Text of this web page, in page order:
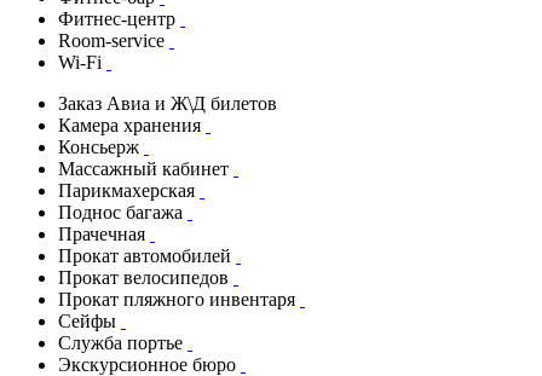
Фитнес-центр
Room-service
Wi-Fi
Заказ Авиа и Ж\Д билетов
Камера хранения
Консьерж
Массажный кабинет
Парикмахерская
Поднос багажа
Прачечная
Прокат автомобилей
Прокат велосипедов
Прокат пляжного инвентаря
Сейфы
Служба портье
Экскурсионное бюро